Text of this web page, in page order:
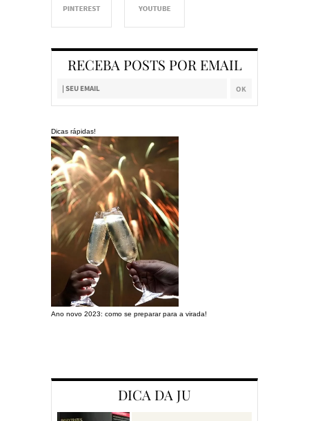
RECEBA POSTS POR EMAIL
Dicas rápidas!
Ano novo 2023: como se preparar para a virada!
DICA DA JU